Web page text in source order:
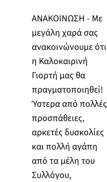
ΑΝΑΚΟΙΝΩΣΗ - Με
μεγάλη χαρά σας
ανακοινώνουμε ότι
η Καλοκαιρινή
Γιορτή μας θα
πραγματοποιηθεί!
Ύστερα από πολλές
προσπάθειες,
αρκετές δυσκολίες
και πολλή αγάπη
από τα μέλη του
Συλλόγου,